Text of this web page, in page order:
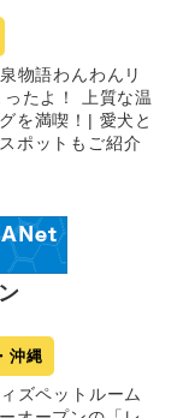
物語わんわんリ
たよ！ 上質な温
を満喫！| 愛犬と
ポットもご紹介
沖縄
ズペットルーム